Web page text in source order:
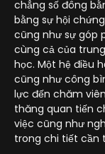
chẳng số đông
bằng sự hội
cũng như sự góp
cùng cả của
học. Một hệ điều
cũng như công
lực đến chăm
thăng quan tiến
việc cũng như
trong chi tiết cần